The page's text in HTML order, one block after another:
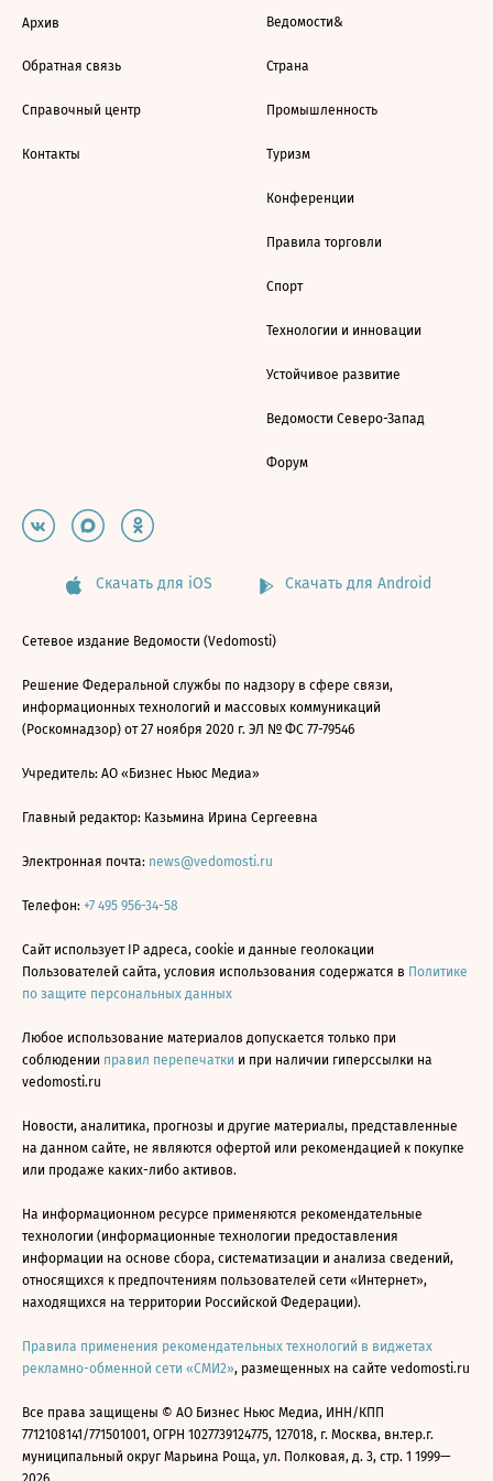
Архив
Обратная связь
Справочный центр
Контакты
Ведомости&
Страна
Промышленность
Туризм
Конференции
Правила торговли
Спорт
Технологии и инновации
Устойчивое развитие
Ведомости Северо-Запад
Форум
Скачать для iOS Скачать для Android
Сетевое издание Ведомости (Vedomosti)
Решение Федеральной службы по надзору в сфере связи,
информационных технологий и массовых коммуникаций
(Роскомнадзор) от 27 ноября 2020 г. ЭЛ № ФС 77-79546
Учредитель: АО «Бизнес Ньюс Медиа»
Главный редактор: Казьмина Ирина Сергеевна
Электронная почта: news@vedomosti.ru
Телефон: +7 495 956-34-58
Сайт использует IP адреса, cookie и данные геолокации
Пользователей сайта, условия использования содержатся в Политике
по защите персональных данных
Любое использование материалов допускается только при
соблюдении правил перепечатки и при наличии гиперссылки на
vedomosti.ru
Новости, аналитика, прогнозы и другие материалы, представленные
на данном сайте, не являются офертой или рекомендацией к покупке
или продаже каких-либо активов.
На информационном ресурсе применяются рекомендательные
технологии (информационные технологии предоставления
информации на основе сбора, систематизации и анализа сведений,
относящихся к предпочтениям пользователей сети «Интернет»,
находящихся на территории Российской Федерации).
Правила применения рекомендательных технологий в виджетах
рекламно-обменной сети «СМИ2», размещенных на сайте vedomosti.ru
Все права защищены © АО Бизнес Ньюс Медиа, ИНН/КПП
7712108141/771501001, ОГРН 1027739124775, 127018, г. Москва, вн.тер.г.
муниципальный округ Марьина Роща, ул. Полковая, д. 3, стр. 1 1999—